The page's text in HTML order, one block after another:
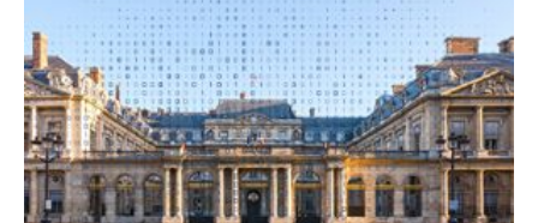
poursuit
sa
transformation
numérique
pour
une